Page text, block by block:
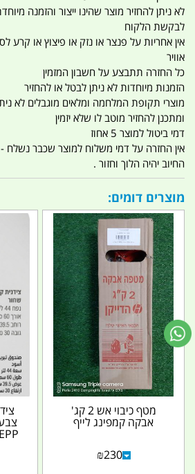
לא ניתן להחזיר מוצר שהינו ייצור והזמנה
לבקשת הלקוח
אין אחריות על פנצר או נזק או פיצוץ או קרע
אוויר
כל החזרה תתבצע על חשבון המזמין
הזמנות מיוחדות לא ניתן לבטל או להחזיר
מוצרי תקופת המלחמה ומלאים מוגבלים לא
ומתכנן להחזיר מוטב לו שלא יזמין
דמי ביטול למוצר 5 אחוז
אין החזרה על דמי משלוח למוצר שכבר נשלח
החיוב יהיה הלוך וחזור .
מוצרים דומים:
מטף כיבוי אש 2 קג'
אבקה קמפינג לייף
₪230